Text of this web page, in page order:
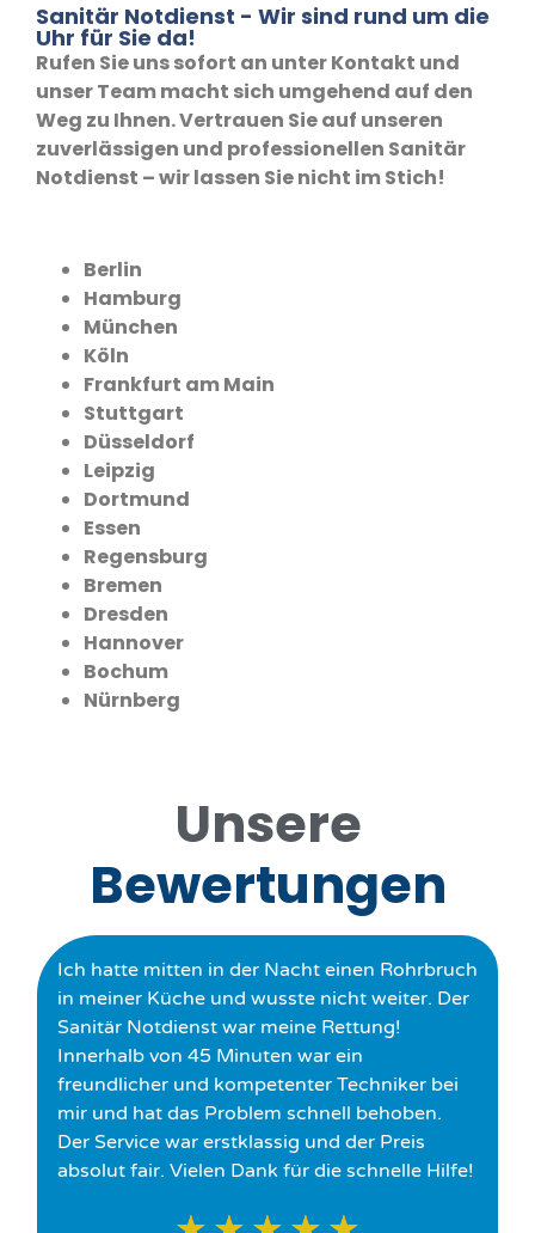
Sanitär Notdienst - Wir sind rund um die
Uhr für Sie da!
Rufen Sie uns sofort an unter Kontakt und
unser Team macht sich umgehend auf den
Weg zu Ihnen. Vertrauen Sie auf unseren
zuverlässigen und professionellen Sanitär
Notdienst – wir lassen Sie nicht im Stich!
Berlin
Hamburg
München
Köln
Frankfurt am Main
Stuttgart
Düsseldorf
Leipzig
Dortmund
Essen
Regensburg
Bremen
Dresden
Hannover
Bochum
Nürnberg
Unsere
Bewertungen
Ich hatte mitten in der Nacht einen Rohrbruch
in meiner Küche und wusste nicht weiter. Der
Sanitär Notdienst war meine Rettung!
Innerhalb von 45 Minuten war ein
freundlicher und kompetenter Techniker bei
mir und hat das Problem schnell behoben.
Der Service war erstklassig und der Preis
absolut fair. Vielen Dank für die schnelle Hilfe!